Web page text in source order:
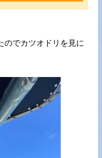
のでカツオドリを見に